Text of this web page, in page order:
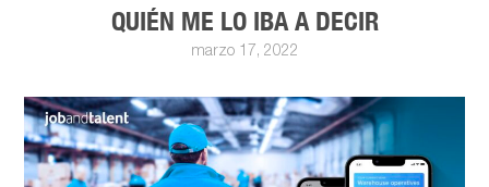
QUIÉN ME LO IBA A DECIR
marzo 17, 2022